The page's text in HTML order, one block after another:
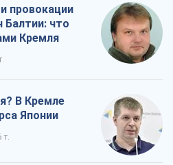
провокации
Балтии: что
Кремля
В Кремле
Японии
т.